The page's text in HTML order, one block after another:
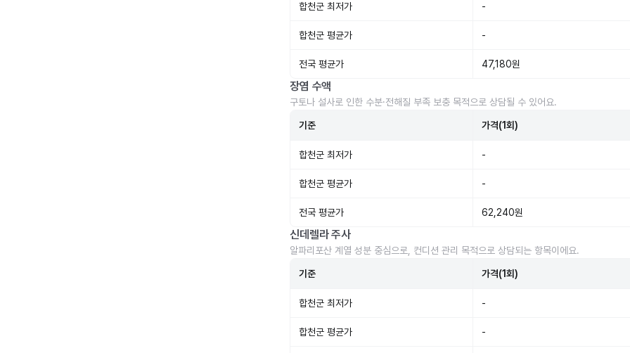
합천군 최저가 -
합천군 평균가 -
전국 평균가 47,180원
장염 수액
구토나 설사로 인한 수분·전해질 부족 보충 목적으로 상담될 수 있어요.
기준 가격(1회)
합천군 최저가 -
합천군 평균가 -
전국 평균가 62,240원
신데렐라 주사
알파리포산 계열 성분 중심으로, 컨디션 관리 목적으로 상담되는 항목이에요.
기준 가격(1회)
합천군 최저가 -
합천군 평균가 -